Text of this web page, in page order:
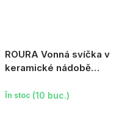
ROURA Vonná svíčka v
keramické nádobě
În stoc (10 buc.)